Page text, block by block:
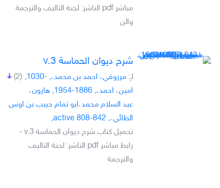
مباشر pdf الناشر: لجنة التاليف والترجمة
والن
شرح ديوان الحماسة v.3
(2) لـِ:
مرزوقي، احمد بن محمد،, -1030,
امين، احمد،, 1886-1954, هارون،
عبد السلام محمد،ابو تمام حبيب بن اوس
الطائي،, active 808-842,
تحميل كتاب شرح ديوان الحماسة v.3 -
رابط مباشر pdf الناشر: لجنة التاليف
والترجمة